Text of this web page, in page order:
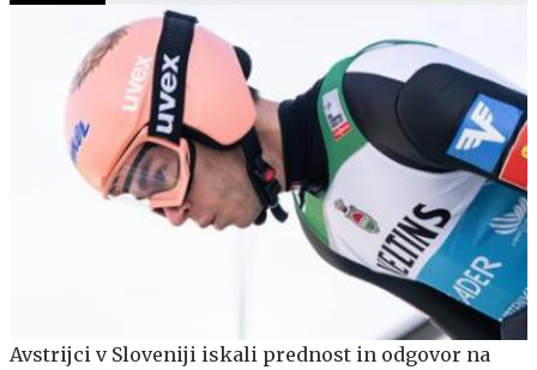
Avstrijci v Sloveniji iskali prednost in odgovor na